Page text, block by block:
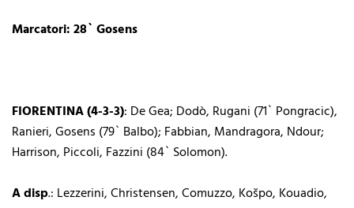
Marcatori: 28` Gosens
FIORENTINA (4-3-3): De Gea; Dodò, Rugani (71` Pongracic),
Ranieri, Gosens (79` Balbo); Fabbian, Mandragora, Ndour;
Harrison, Piccoli, Fazzini (84` Solomon).
A disp.: Lezzerini, Christensen, Comuzzo, Košpo, Kouadio,